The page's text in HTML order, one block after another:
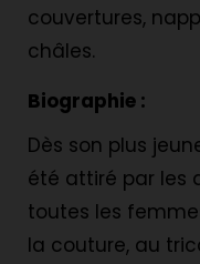
couvertures,
châles.
Biographie :
Dès son plus
été attiré par les
toutes les
la couture, au